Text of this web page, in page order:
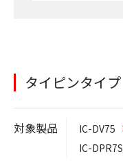
タイピンタイプ
対象製品
IC-DV75
IC-DPR7S